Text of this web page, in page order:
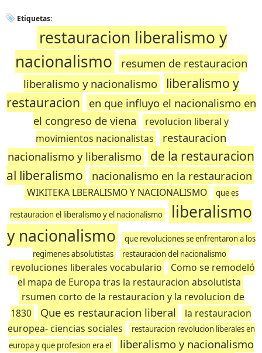
Etiquetas:
restauracion liberalismo y
nacionalismo
resumen de restauracion
liberalismo y nacionalismo
liberalismo y
restauracion
en que influyo el nacionalismo en
el congreso de viena
revolucion liberal y
movimientos nacionalistas
restauracion
nacionalismo y liberalismo
de la restauracion
al liberalismo
nacionalismo en la restauracion
WIKITEKA LBERALISMO Y NACIONALISMO que es
restauracion el liberalismo y el nacionalismo
liberalismo
y nacionalismo
que revoluciones se enfrentaron a los
regimenes absolutistas
restauracion del nacionalismo
revoluciones liberales vocabulario
Como se remodeló
el mapa de Europa tras la restauracion absolutista
rsumen corto de la restauracion y la revolucion de
1830
Que es restauracion liberal
la restauracion
europea- ciencias sociales
restauracion revolucion liberales en
europa y que profesion era el
liberalismo y nacionalismo